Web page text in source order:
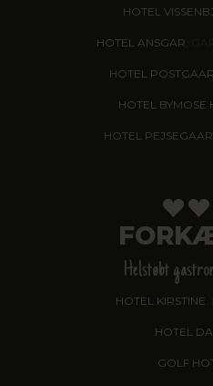
HOTEL
HOTEL ANSGAR
HOTEL
HOTEL BYMOSE
HOTEL
Helstøbt
HOTEL KIRSTINE
HOTEL
GOLF